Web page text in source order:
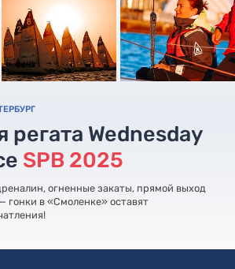
регата Wednesday
SPB 2025
огненные закаты, прямой выход
гонки в «Смоленке» оставят